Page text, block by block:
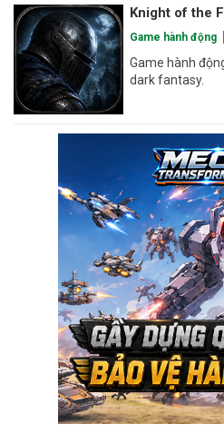
Knight of the
Game hành động
Game hành
dark fantasy.